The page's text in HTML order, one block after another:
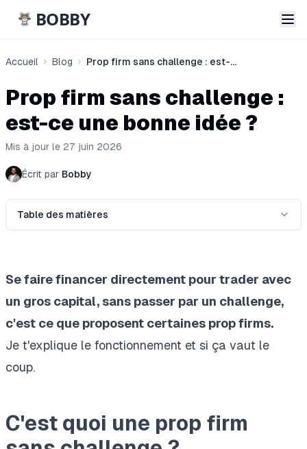
BOBBY
Accueil Blog Prop firm sans challenge : est-ce une bonne idée ?
Prop firm sans challenge :
est-ce une bonne idée ?
Mis à jour le 27 juin 2026
Écrit par Bobby
Table des matières
Se faire financer directement pour trader avec
un gros capital, sans passer par un challenge,
c'est ce que proposent certaines prop firms.
Je t'explique le fonctionnement et si ça vaut le
coup.
C'est quoi une prop firm